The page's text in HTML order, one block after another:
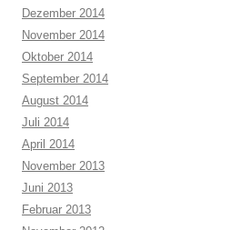
Dezember 2014
November 2014
Oktober 2014
September 2014
August 2014
Juli 2014
April 2014
November 2013
Juni 2013
Februar 2013